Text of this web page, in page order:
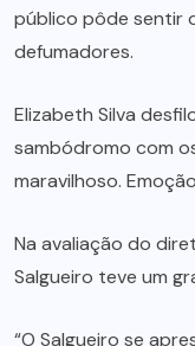
público pôde sentir
defumadores.
Elizabeth Silva
sambódromo com
maravilhoso.
Na avaliação do
Salgueiro teve um
“O Salgueiro se